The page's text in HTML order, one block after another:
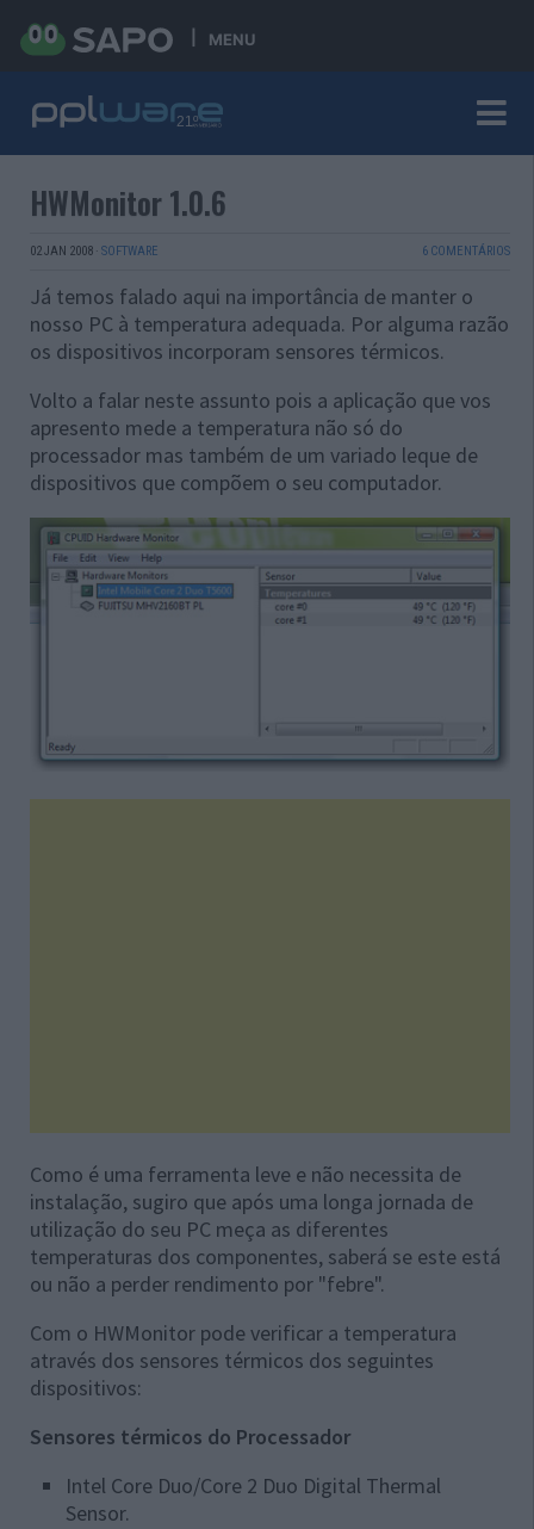
MENU
HWMonitor 1.0.6
02 JAN 2008 · SOFTWARE 6 COMENTÁRIOS
Já temos falado aqui na importância de manter o
nosso PC à temperatura adequada. Por alguma razão
os dispositivos incorporam sensores térmicos.
Volto a falar neste assunto pois a aplicação que vos
apresento mede a temperatura não só do
processador mas também de um variado leque de
dispositivos que compõem o seu computador.
Como é uma ferramenta leve e não necessita de
instalação, sugiro que após uma longa jornada de
utilização do seu PC meça as diferentes
temperaturas dos componentes, saberá se este está
ou não a perder rendimento por "febre".
Com o HWMonitor pode verificar a temperatura
através dos sensores térmicos dos seguintes
dispositivos:
Sensores térmicos do Processador
Intel Core Duo/Core 2 Duo Digital Thermal
Sensor.